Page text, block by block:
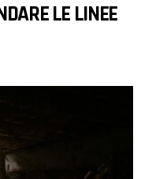
LE LINEE